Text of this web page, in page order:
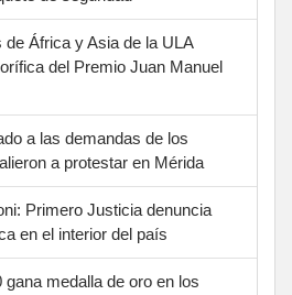
África y Asia de la ULA
del Premio Juan Manuel
a las demandas de los
a protestar en Mérida
Primero Justicia denuncia
en el interior del país
gana medalla de oro en los